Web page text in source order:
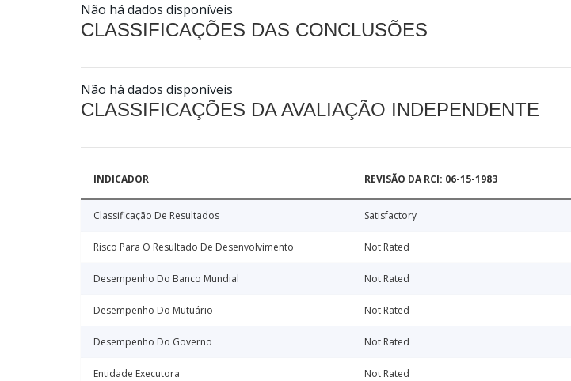
Não há dados disponíveis
CLASSIFICAÇÕES DAS CONCLUSÕES
Não há dados disponíveis
CLASSIFICAÇÕES DA AVALIAÇÃO INDEPENDENTE
INDICADOR REVISÃO DA RCI: 06-15-1983
Classificação De Resultados Satisfactory
Risco Para O Resultado De Desenvolvimento Not Rated
Desempenho Do Banco Mundial Not Rated
Desempenho Do Mutuário Not Rated
Desempenho Do Governo Not Rated
Entidade Executora Not Rated